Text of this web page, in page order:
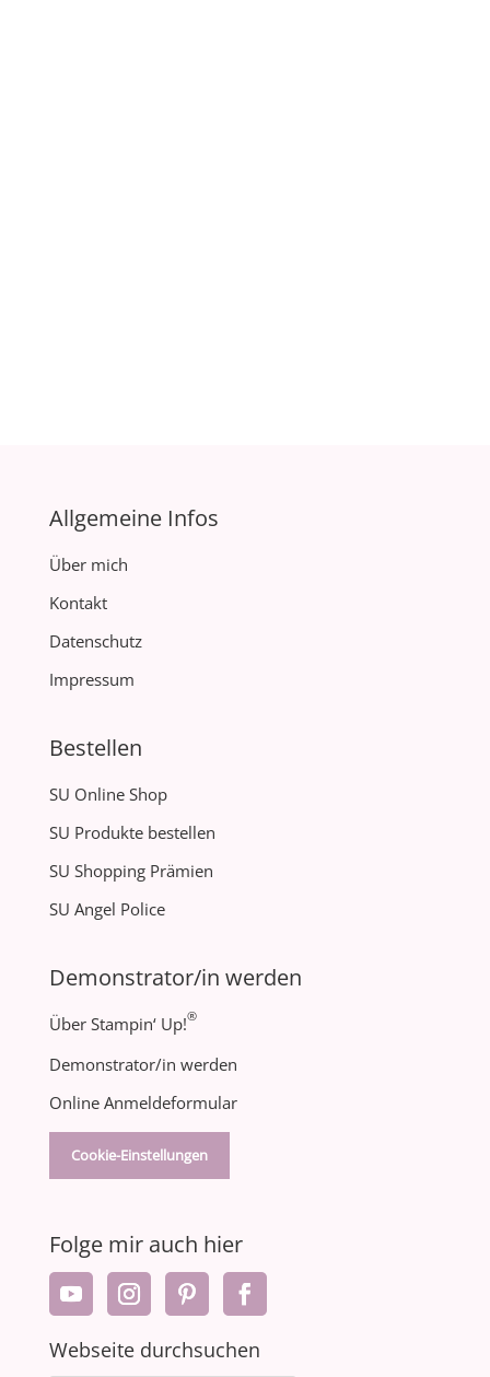
Allgemeine Infos
Über mich
Kontakt
Datenschutz
Impressum
Bestellen
SU Online Shop
SU Produkte bestellen
SU Shopping Prämien
SU Angel Police
Demonstrator/in werden
Über Stampin‘ Up!®
Demonstrator/in werden
Online Anmeldeformular
Cookie-Einstellungen
Folge mir auch hier
Webseite durchsuchen